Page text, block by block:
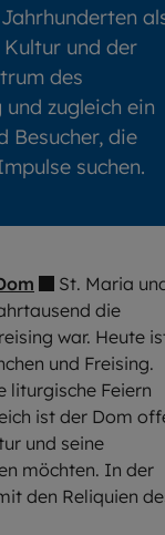
und der
des
zugleich ein
Besucher, die
suchen.
St. Maria
die
war. Heute
und Freising.
liturgische Feiern
ist der Dom
und seine
möchten. In der
den Reliquien